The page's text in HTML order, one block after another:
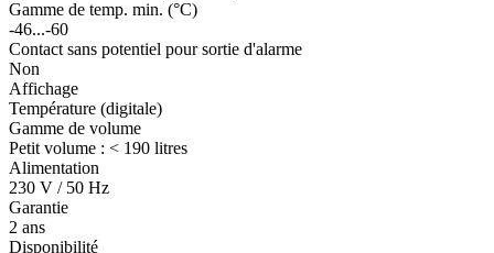
Gamme de temp. min. (°C)
-46...-60
Contact sans potentiel pour sortie d'alarme
Non
Affichage
Température (digitale)
Gamme de volume
Petit volume : < 190 litres
Alimentation
230 V / 50 Hz
Garantie
2 ans
Disponibilité